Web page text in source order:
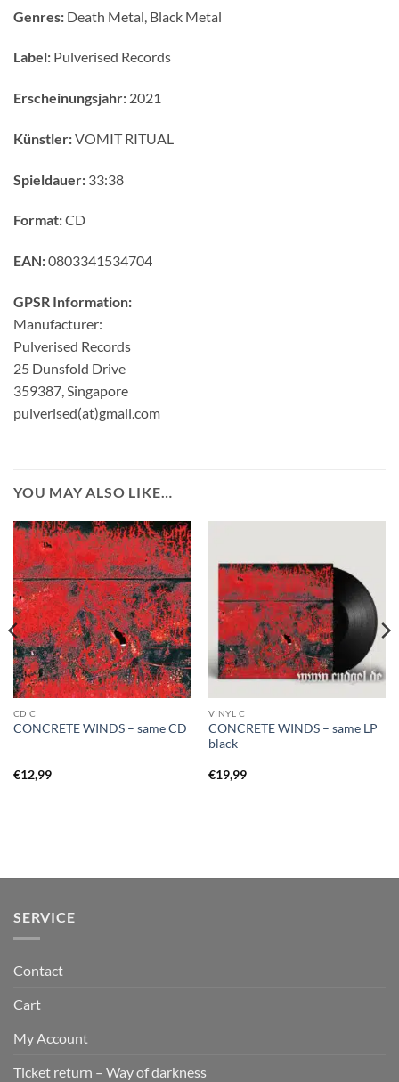
Genres: Death Metal, Black Metal
Label: Pulverised Records
Erscheinungsjahr: 2021
Künstler:VOMIT RITUAL
Spieldauer: 33:38
Format:CD
EAN:0803341534704
GPSR Information:
Manufacturer:
Pulverised Records
25 Dunsfold Drive
359387, Singapore
pulverised(at)gmail.com
YOU MAY ALSO LIKE…
CD C
CONCRETE WINDS – same CD
€12,99
VINYL C
CONCRETE WINDS – same LP
black
€19,99
SERVICE
Contact
Cart
My Account
Ticket return – Way of darkness